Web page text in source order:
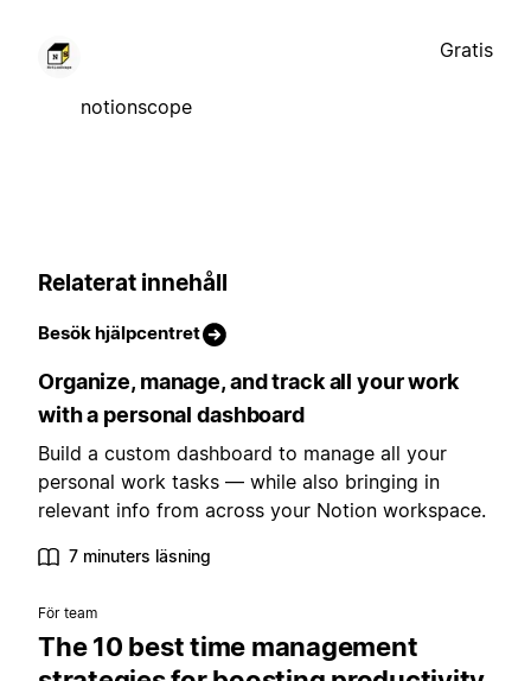
notionscope
Gratis
Relaterat innehåll
Besök hjälpcentret
Organize, manage, and track all your work
with a personal dashboard
Build a custom dashboard to manage all your
personal work tasks — while also bringing in
relevant info from across your Notion workspace.
7 minuters läsning
För team
The 10 best time management